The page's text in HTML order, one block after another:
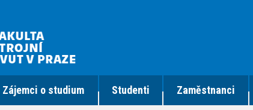
Zájemci o studium Studenti Zaměstnanci